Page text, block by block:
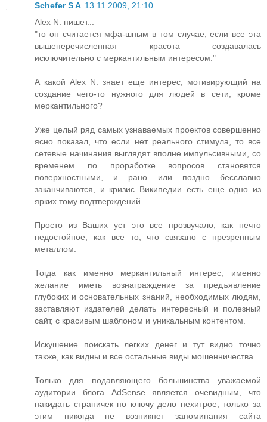
Schefer S A 13.11.2009, 21:10
Alex N. пишет...
"то он считается мфа-шным в том случае, если все эта
вышеперечисленная красота создавалась
исключительно с меркантильным интересом."
А какой Alex N. знает еще интерес, мотивирующий на
создание чего-то нужного для людей в сети, кроме
меркантильного?
Уже целый ряд самых узнаваемых проектов совершенно
ясно показал, что если нет реального стимула, то все
сетевые начинания выглядят вполне импульсивными, со
временем по проработке вопросов становятся
поверхностными, и рано или поздно бесславно
заканчиваются, и кризис Википедии есть еще одно из
ярких тому подтверждений.
Просто из Ваших уст это все прозвучало, как нечто
недостойное, как все то, что связано с презренным
металлом.
Тогда как именно меркантильный интерес, именно
желание иметь вознаграждение за предъявление
глубоких и основательных знаний, необходимых людям,
заставляют издателей делать интересный и полезный
сайт, с красивым шаблоном и уникальным контентом.
Искушение поискать легких денег и тут видно точно
также, как видны и все остальные виды мошенничества.
Только для подавляющего большинства уважаемой
аудитории блога AdSense является очевидным, что
накидать страничек по ключу дело нехитрое, только за
этим никогда не возникнет запоминания сайта